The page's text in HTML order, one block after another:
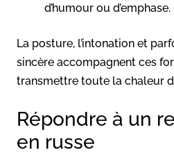
d’humour ou d’emphase.
La posture, l’intonation et
sincère accompagnent ces
transmettre toute la chaleur
Répondre à un
en russe